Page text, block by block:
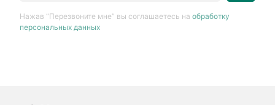
Нажав “Перезвоните мне” вы соглашаетесь наобработку
персональных данных